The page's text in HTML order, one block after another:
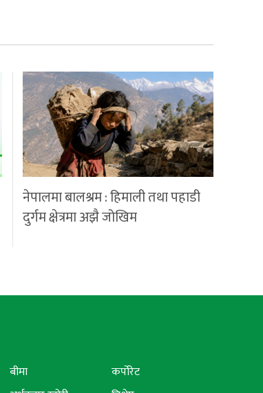
नेपालमा बालश्रम : हिमाली तथा पहाडी
दुर्गम क्षेत्रमा अझै जोखिम
बीमा
कर्पोरेट